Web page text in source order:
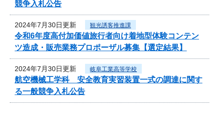
競争入札公告
2024年7月30日更新 観光誘客推進課
令和6年度高付加価値旅行者向け着地型体験コンテン
ツ造成・販売業務プロポーザル募集【選定結果】
2024年7月30日更新 岐阜工業高等学校
航空機械工学科 安全教育実習装置一式の調達に関す
る一般競争入札公告